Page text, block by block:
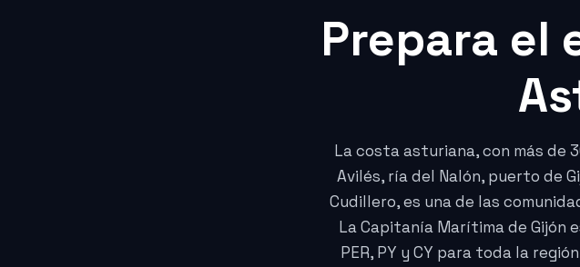
Prepara el
La costa asturiana, con más de
Avilés, ría del Nalón, puerto de
Cudillero, es una de las
La Capitanía Marítima de Gijón
PER, PY y CY para toda la